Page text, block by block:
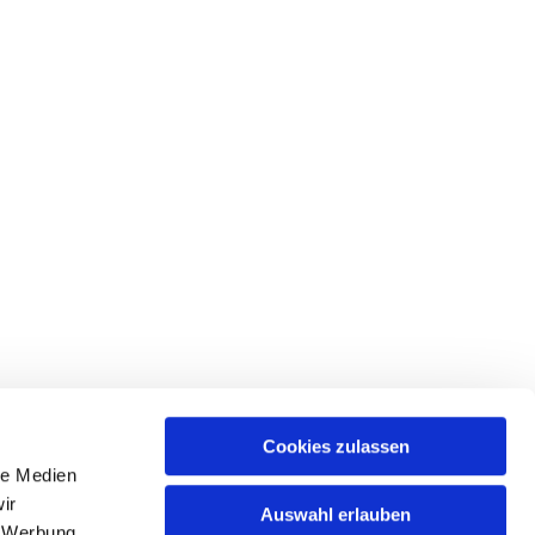
Medien
Cookies zulassen
Auswahl erlauben
& Downloads